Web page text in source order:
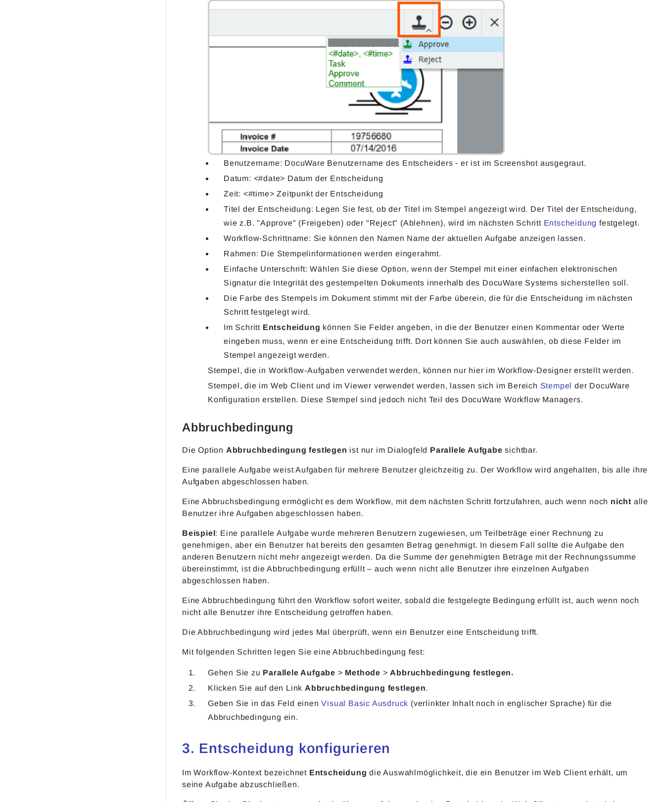
Benutzername: DocuWare Benutzername des Entscheiders - er ist im Screenshot ausgegraut.
Datum: <#date> Datum der Entscheidung
Zeit: <#time> Zeitpunkt der Entscheidung
Titel der Entscheidung: Legen Sie fest, ob der Titel im Stempel angezeigt wird. Der Titel der Entscheidung,
wie z.B. "Approve" (Freigeben) oder "Reject" (Ablehnen), wird im nächsten Schritt Entscheidung festgelegt.
Workflow-Schrittname: Sie können den Namen Name der aktuellen Aufgabe anzeigen lassen.
Rahmen: Die Stempelinformationen werden eingerahmt.
Einfache Unterschrift: Wählen Sie diese Option, wenn der Stempel mit einer einfachen elektronischen
Signatur die Integrität des gestempelten Dokuments innerhalb des DocuWare Systems sicherstellen soll.
Die Farbe des Stempels im Dokument stimmt mit der Farbe überein, die für die Entscheidung im nächsten
Schritt festgelegt wird.
Im Schritt Entscheidung können Sie Felder angeben, in die der Benutzer einen Kommentar oder Werte
eingeben muss, wenn er eine Entscheidung trifft. Dort können Sie auch auswählen, ob diese Felder im
Stempel angezeigt werden.
Stempel, die in Workflow-Aufgaben verwendet werden, können nur hier im Workflow-Designer erstellt werden.
Stempel, die im Web Client und im Viewer verwendet werden, lassen sich im Bereich Stempel der DocuWare
Konfiguration erstellen. Diese Stempel sind jedoch nicht Teil des DocuWare Workflow Managers.
Abbruchbedingung
Die Option Abbruchbedingung festlegen ist nur im Dialogfeld Parallele Aufgabe sichtbar.
Eine parallele Aufgabe weist Aufgaben für mehrere Benutzer gleichzeitig zu. Der Workflow wird angehalten, bis alle ihre
Aufgaben abgeschlossen haben.
Eine Abbruchsbedingung ermöglicht es dem Workflow, mit dem nächsten Schritt fortzufahren, auch wenn noch nicht alle
Benutzer ihre Aufgaben abgeschlossen haben.
Beispiel: Eine parallele Aufgabe wurde mehreren Benutzern zugewiesen, um Teilbeträge einer Rechnung zu
genehmigen, aber ein Benutzer hat bereits den gesamten Betrag genehmigt. In diesem Fall sollte die Aufgabe den
anderen Benutzern nicht mehr angezeigt werden. Da die Summe der genehmigten Beträge mit der Rechnungssumme
übereinstimmt, ist die Abbruchbedingung erfüllt – auch wenn nicht alle Benutzer ihre einzelnen Aufgaben
abgeschlossen haben.
Eine Abbruchbedingung führt den Workflow sofort weiter, sobald die festgelegte Bedingung erfüllt ist, auch wenn noch
nicht alle Benutzer ihre Entscheidung getroffen haben.
Die Abbruchbedingung wird jedes Mal überprüft, wenn ein Benutzer eine Entscheidung trifft.
Mit folgenden Schritten legen Sie eine Abbruchbedingung fest:
Gehen Sie zu Parallele Aufgabe > Methode > Abbruchbedingung festlegen.
Klicken Sie auf den Link Abbruchbedingung festlegen.
Geben Sie in das Feld einenVisual Basic Ausdruck (verlinkter Inhalt noch in englischer Sprache) für die
Abbruchbedingung ein.
3. Entscheidung konfigurieren
Im Workflow-Kontext bezeichnet Entscheidung die Auswahlmöglichkeit, die ein Benutzer im Web Client erhält, um
seine Aufgabe abzuschließen.